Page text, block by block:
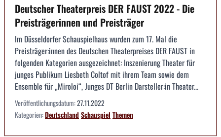
Deutscher Theaterpreis DER FAUST 2022 - Die
Preisträgerinnen und Preisträger
Im Düsseldorfer Schauspielhaus wurden zum 17. Mal die
Preisträger:innen des Deutschen Theaterpreises DER FAUST in
folgenden Kategorien ausgezeichnet: Inszenierung Theater für
junges Publikum Liesbeth Coltof mit ihrem Team sowie dem
Ensemble für „Miroloi“, Junges DT Berlin Darsteller:in Theater...
Veröffentlichungsdatum:27.11.2022
Kategorien:DeutschlandSchauspiel Themen